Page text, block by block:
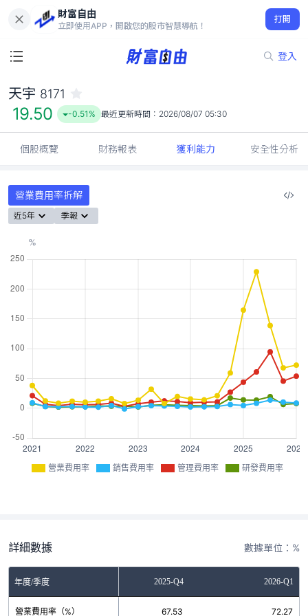
財富自由
立即使用APP，開啟您的股市智慧導航！
打開
登入
19.50
-0.51%
天宇 8171
19.50 -0.51% 最近更新時間： 2026/08/07 05:30
個股概覽 財務報表 獲利能力 安全性分析
營業費用率拆解
近5年 季報
營業費用率 銷售費用率 管理費用率 研發費用率
詳細數據 數據單位：%
年度/季度2025-Q3 2025-Q4 2026-Q1
營業費用率（%）
138.64 67.53 72.27